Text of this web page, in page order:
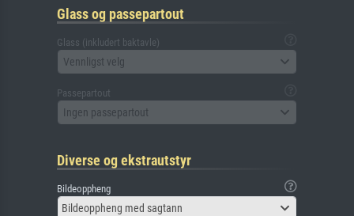
Glass og passepartout
Glass (inkludert baktavle)
Vennligst velg
Passepartout
Ingen passepartout
Diverse og ekstrautstyr
Bildeoppheng
Bildeoppheng med sagtann